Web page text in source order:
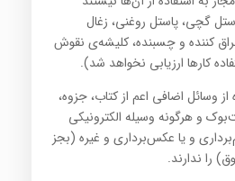
گچی، پاستل روغنی، زغال
کننده و چسبنده، کلیشه‌ی نقوش
کارها ارزیابی نخواهد شد).
وسائل اضافی اعم از کتاب، جزوه،
و هرگونه وسیله الکترونیکی
و یا عکس‌برداری و غیره (بجز
را ندارند.